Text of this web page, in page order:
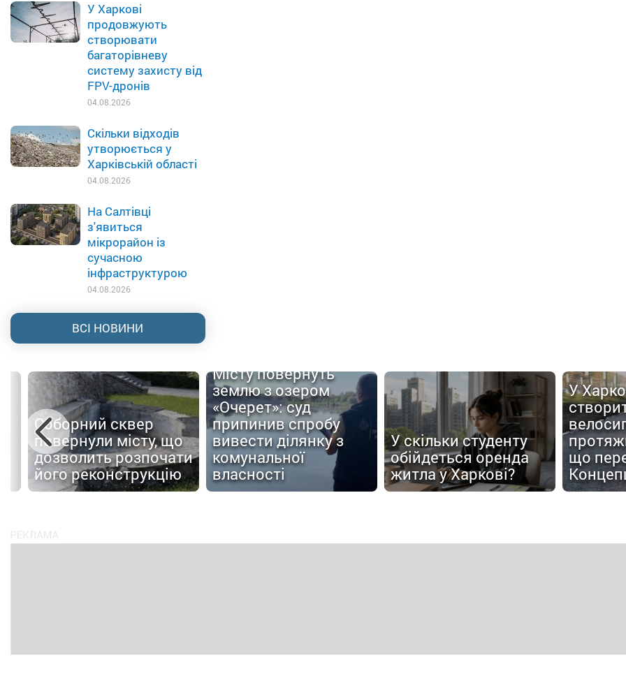
У Харкові
продовжують
створювати
багаторівневу
систему захисту від
FPV-дронів
04.08.2026
Скільки відходів
утворюється у
Харківській області
04.08.2026
На Салтівці
з'явиться
мікрорайон із
сучасною
інфраструктурою
04.08.2026
ВСІ НОВИНИ
Соборний сквер
повернули місту, що
дозволить розпочати
його реконструкцію
Місту повернуть
землю з озером
«Очерет»: суд
припинив спробу
вивести ділянку з
комунальної
власності
У скільки студенту
обійдеться оренда
житла у Харкові?
У
що